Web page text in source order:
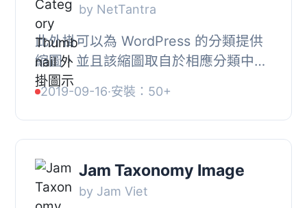
by NetTantra
此外掛可以為 WordPress 的分類提供
縮圖，並且該縮圖取自於相應分類中最
新的文章或頁面中的特色圖片。, 關於
開發者, 此外掛是由 NetTantra
Technologies 開發...
2019-09-16·安裝：50+
Jam Taxonomy Image
by Jam Viet